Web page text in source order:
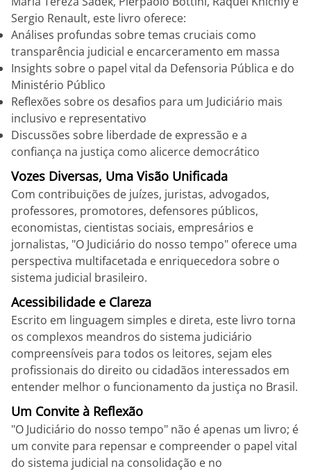
Sergio Renault, este livro oferece:
Análises profundas sobre temas cruciais como
transparência judicial e encarceramento em massa
Insights sobre o papel vital da Defensoria Pública e do
Ministério Público
Reflexões sobre os desafios para um Judiciário mais
inclusivo e representativo
Discussões sobre liberdade de expressão e a
confiança na justiça como alicerce democrático
Vozes Diversas, Uma Visão Unificada
Com contribuições de juízes, juristas, advogados,
professores, promotores, defensores públicos,
economistas, cientistas sociais, empresários e
jornalistas, "O Judiciário do nosso tempo" oferece uma
perspectiva multifacetada e enriquecedora sobre o
sistema judicial brasileiro.
Acessibilidade e Clareza
Escrito em linguagem simples e direta, este livro torna
os complexos meandros do sistema judiciário
compreensíveis para todos os leitores, sejam eles
profissionais do direito ou cidadãos interessados em
entender melhor o funcionamento da justiça no Brasil.
Um Convite à Reflexão
"O Judiciário do nosso tempo" não é apenas um livro; é
um convite para repensar e compreender o papel vital
do sistema judicial na consolidação e no